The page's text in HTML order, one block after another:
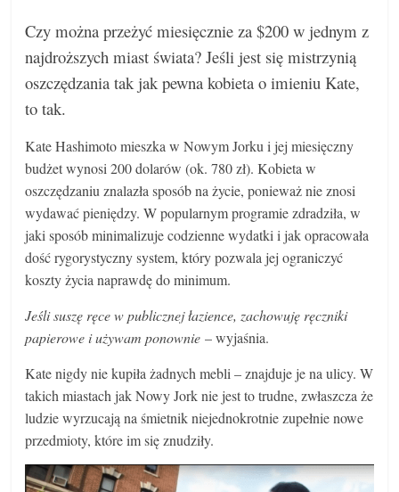
Czy można przeżyć miesięcznie za $200 w jednym z
najdroższych miast świata? Jeśli jest się mistrzynią
oszczędzania tak jak pewna kobieta o imieniu Kate,
to tak.
Kate Hashimoto mieszka w Nowym Jorku i jej miesięczny
budżet wynosi 200 dolarów (ok. 780 zł). Kobieta w
oszczędzaniu znalazła sposób na życie, ponieważ nie znosi
wydawać pieniędzy. W popularnym programie zdradziła, w
jaki sposób minimalizuje codzienne wydatki i jak opracowała
dość rygorystyczny system, który pozwala jej ograniczyć
koszty życia naprawdę do minimum.
Jeśli suszę ręce w publicznej łazience, zachowuję ręczniki
papierowe i używam ponownie – wyjaśnia.
Kate nigdy nie kupiła żadnych mebli – znajduje je na ulicy. W
takich miastach jak Nowy Jork nie jest to trudne, zwłaszcza że
ludzie wyrzucają na śmietnik niejednokrotnie zupełnie nowe
przedmioty, które im się znudziły.